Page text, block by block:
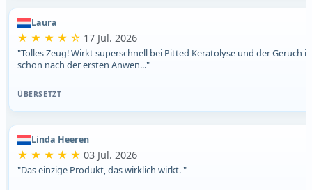
Laura
★ ★ ★ ★ ☆ 17 Jul. 2026
"Tolles Zeug! Wirkt superschnell bei Pitted Keratolyse und der Geruch
schon nach der ersten Anwen..."
ÜBERSETZT
Linda Heeren
★ ★ ★ ★ ★ 03 Jul. 2026
"Das einzige Produkt, das wirklich wirkt. "